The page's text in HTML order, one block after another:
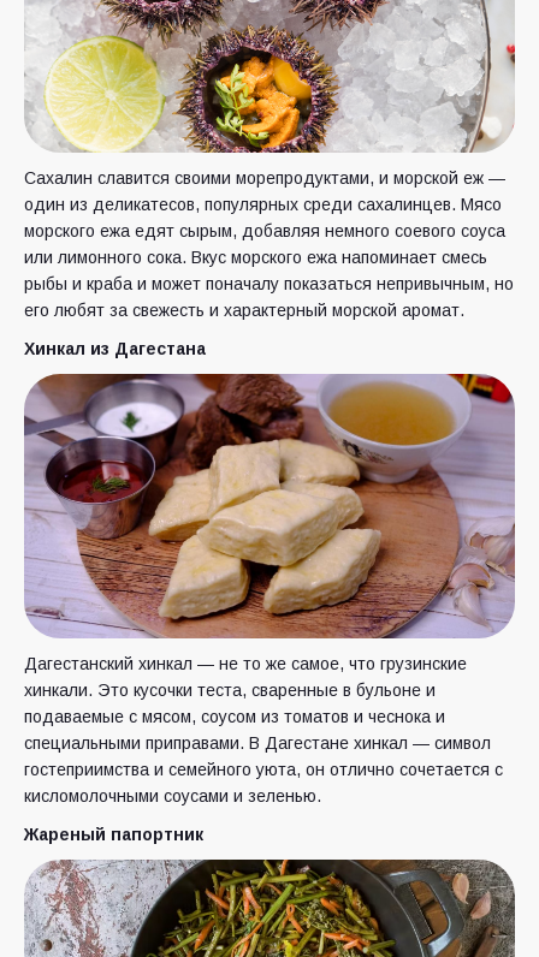
Сахалин славится своими морепродуктами, и морской еж —
один из деликатесов, популярных среди сахалинцев. Мясо
морского ежа едят сырым, добавляя немного соевого соуса
или лимонного сока. Вкус морского ежа напоминает смесь
рыбы и краба и может поначалу показаться непривычным, но
его любят за свежесть и характерный морской аромат.
Хинкал из Дагестана
Дагестанский хинкал — не то же самое, что грузинские
хинкали. Это кусочки теста, сваренные в бульоне и
подаваемые с мясом, соусом из томатов и чеснока и
специальными приправами. В Дагестане хинкал — символ
гостеприимства и семейного уюта, он отлично сочетается с
кисломолочными соусами и зеленью.
Жареный папортник